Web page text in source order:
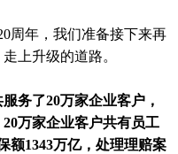
周年，我们准备接下来再
上升级的道路。
务了20万家企业客户，
万家企业客户共有员工
额1343万亿，处理理赔案